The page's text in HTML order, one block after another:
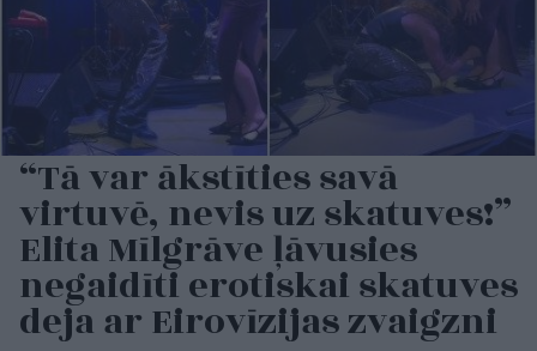
“Tā var ākstīties savā
virtuvē, nevis uz skatuves!”
Elita Mīlgrāve ļāvusies
negaidīti erotiskai skatuves
deja ar Eirovīzijas zvaigzni